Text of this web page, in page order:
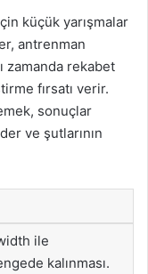
küçük yarışmalar
antrenman
zamanda rekabet
fırsatı verir.
sonuçlar
ve şutlarının
ile
kalınması.